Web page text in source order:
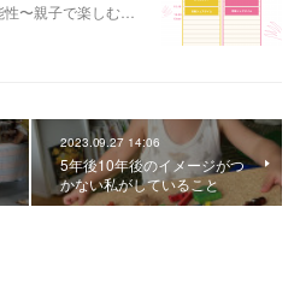
〜親子で楽しむ…
2023.09.27 14:06
5年後10年後のイメージがつ
かない私がしていること